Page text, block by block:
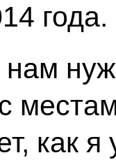
года.
как